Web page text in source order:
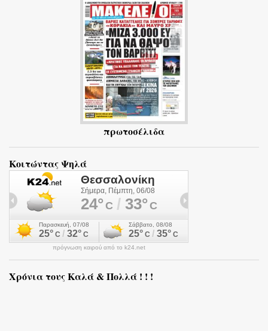
πρωτοσέλιδα
Κοιτώντας Ψηλά
πρόγνωση καιρού από το k24.net
Χρόνια τους Καλά & Πολλά ! ! !